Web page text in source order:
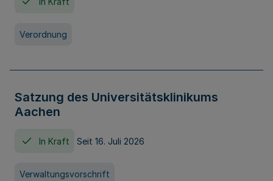
Verordnung
Satzung des Universitätsklinikums
Aachen
In Kraft Seit 16. Juli 2026
Verwaltungsvorschrift